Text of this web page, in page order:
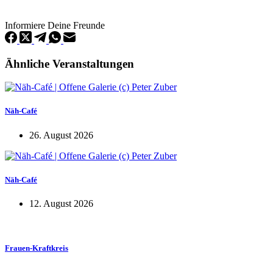
Informiere Deine Freunde
Ähnliche Veranstaltungen
Näh-Café
26. August 2026
Näh-Café
12. August 2026
Frauen-Kraftkreis